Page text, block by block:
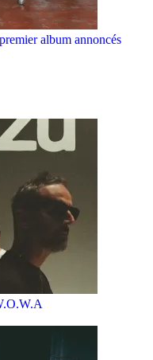
album annoncés